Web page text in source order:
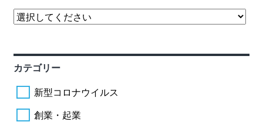
カテゴリー
新型コロナウイルス
創業・起業